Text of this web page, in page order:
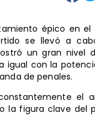
épico en el
se llevó a
un gran nivel
igual con la
de penales.
el
la figura clave del